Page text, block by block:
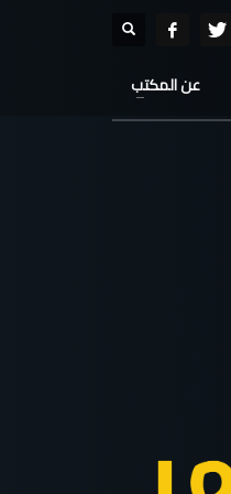
عن المكتب